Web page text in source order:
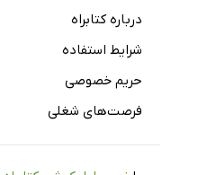
درباره کتابراه
شرایط استفاده
حریم خصوصی
فرصت‌های شغلی